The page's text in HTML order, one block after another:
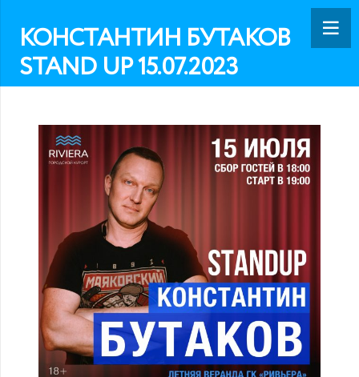
КОНСТАНТИН БУТАКОВ
STAND UP 15.07.2023